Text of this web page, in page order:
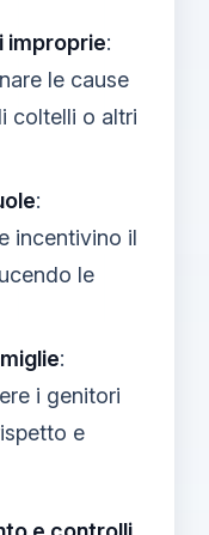
improprie:
le cause
coltelli o altri
:
incentivino il
le
:
i genitori
e